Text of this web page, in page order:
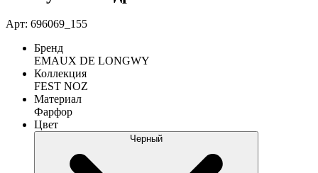
Арт: 696069_155
Бренд
EMAUX DE LONGWY
Коллекция
FEST NOZ
Материал
Фарфор
Цвет
Черный